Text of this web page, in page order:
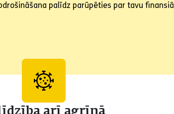
palīdz parūpēties par tavu
arī agrīnā